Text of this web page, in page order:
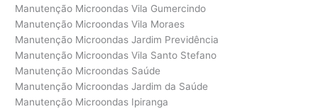
Manutenção Microondas Vila Gumercindo
Manutenção Microondas Vila Moraes
Manutenção Microondas Jardim Previdência
Manutenção Microondas Vila Santo Stefano
Manutenção Microondas Saúde
Manutenção Microondas Jardim da Saúde
Manutenção Microondas Ipiranga